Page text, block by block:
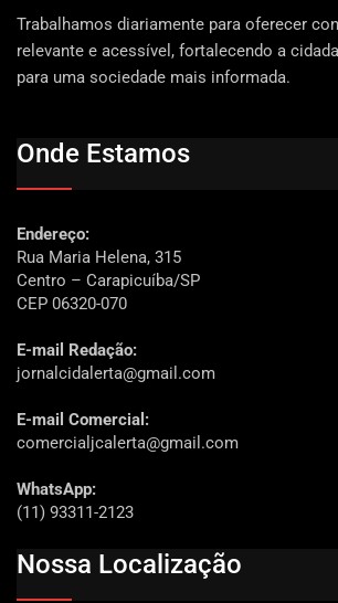
Trabalhamos diariamente para oferecer
relevante e acessível, fortalecendo a
para uma sociedade mais informada.
Onde Estamos
Endereço:
Rua Maria Helena, 315
Centro – Carapicuíba/SP
CEP 06320-070
E-mail Redação:
jornalcidalerta@gmail.com
E-mail Comercial:
comercialjcalerta@gmail.com
WhatsApp:
(11) 93311-2123
Nossa Localização